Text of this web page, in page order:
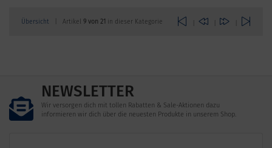
Übersicht | Artikel 9 von 21 in dieser Kategorie
NEWSLETTER
Wir versorgen dich mit tollen Rabatten & Sale-Aktionen dazu
informieren wir dich über die neuesten Produkte in unserem Shop.